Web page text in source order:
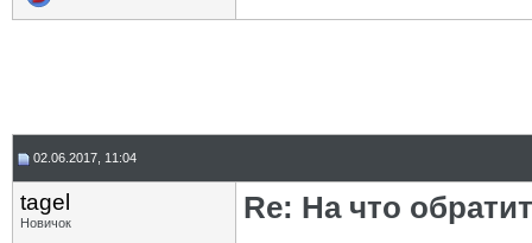
02.06.2017, 11:04
tagel
Новичок
Re: На что